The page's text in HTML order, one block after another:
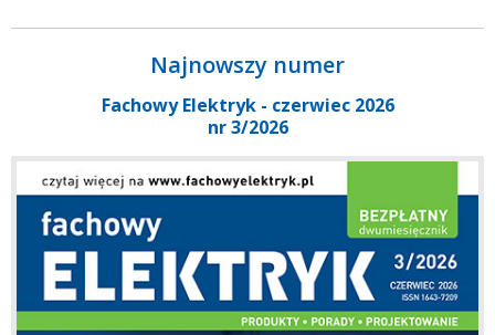
Najnowszy numer
Fachowy Elektryk - czerwiec 2026
nr 3/2026